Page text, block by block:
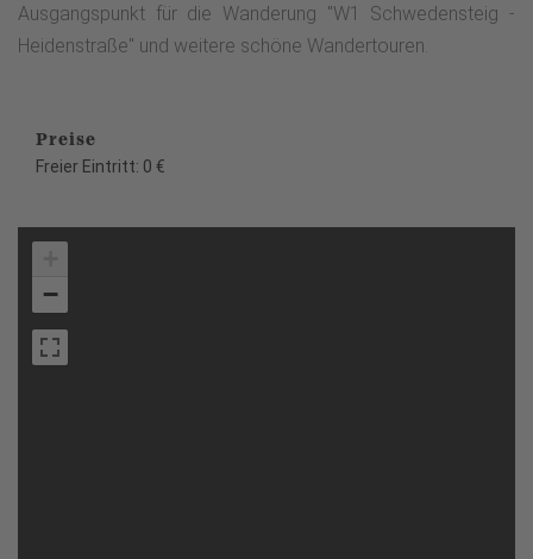
Ausgangspunkt für die Wanderung "W1 Schwedensteig -
Heidenstraße" und weitere schöne Wandertouren.
Preise
Freier Eintritt: 0 €
−